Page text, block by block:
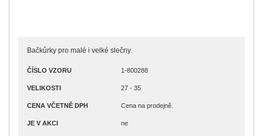
Bačkůrky pro malé i velké slečny.
ČÍSLO VZORU
VELIKOSTI
CENA VČETNĚ DPH
JE V AKCI
1-800288
27 - 35
Cena na prodejně.
ne